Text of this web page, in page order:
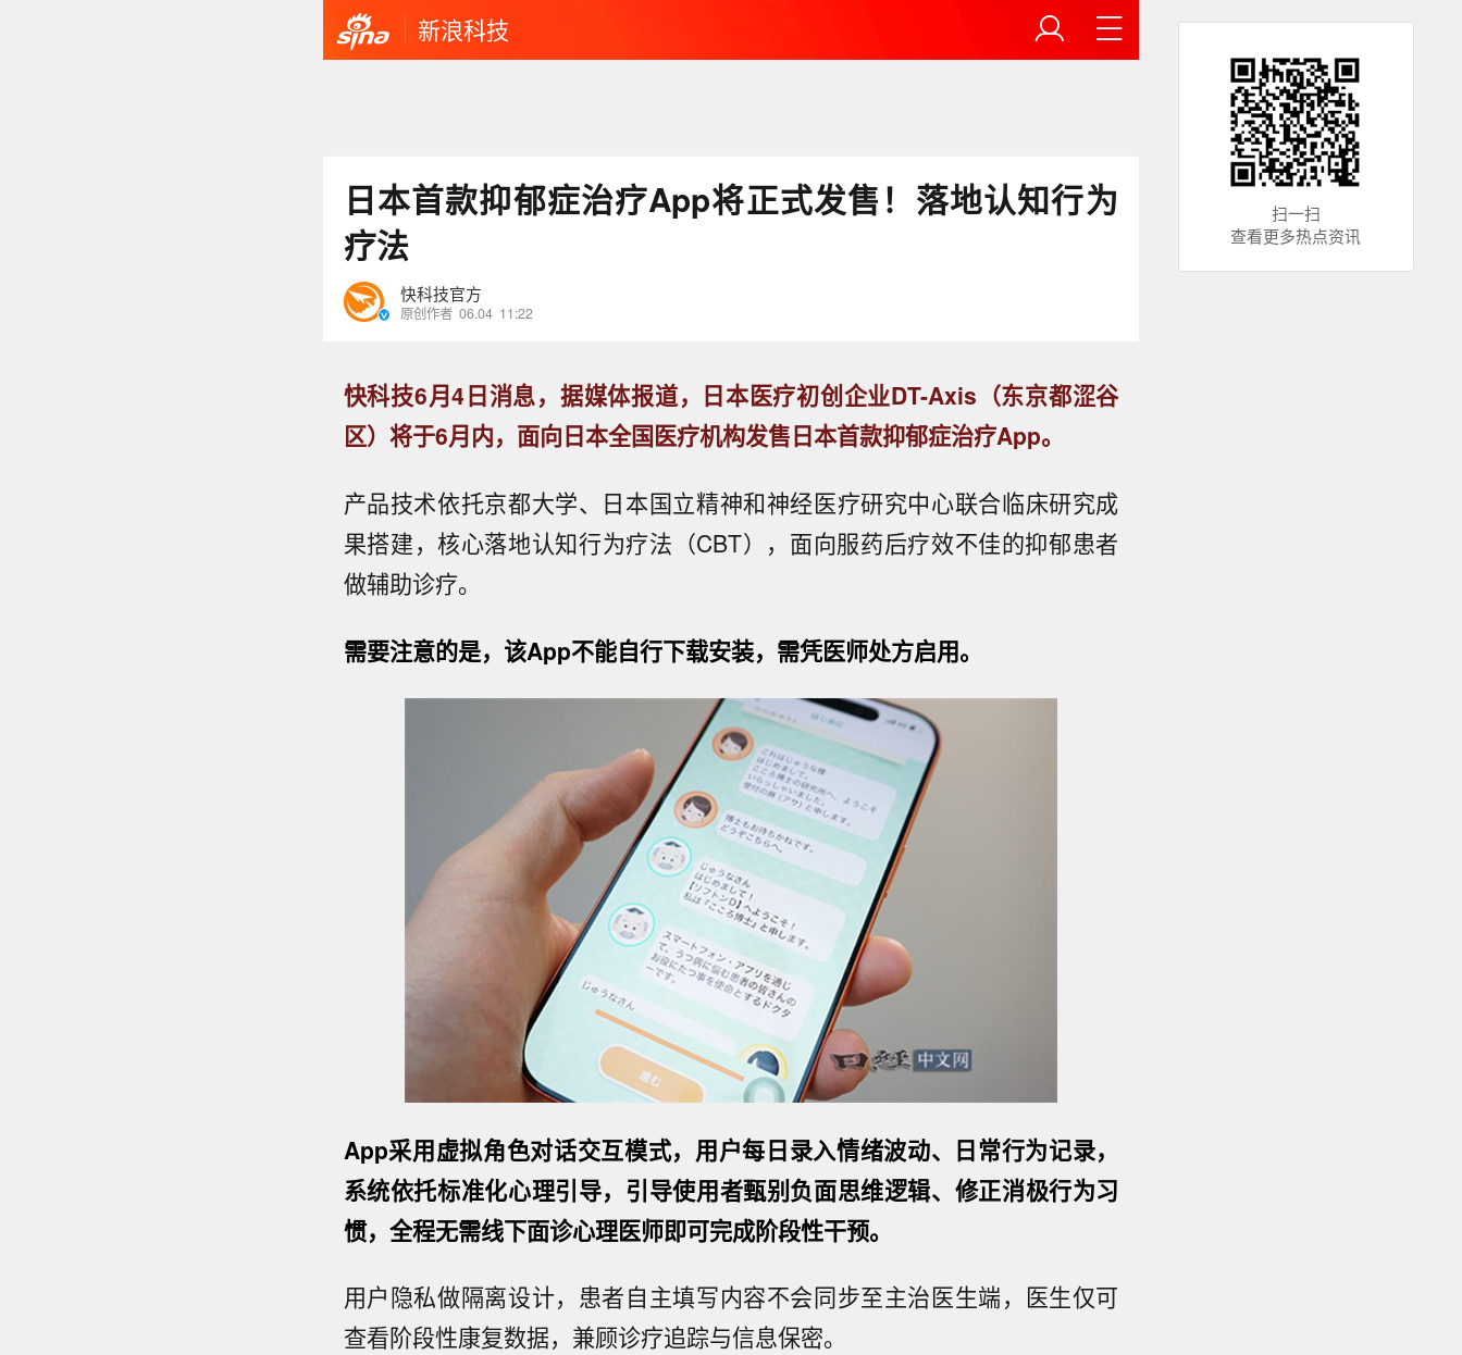
新浪科技
日本首款抑郁症治疗App将正式发售！落地认知行为
疗法
快科技官方
原创作者 06.04 11:22
快科技6月4日消息，据媒体报道，日本医疗初创企业DT-Axis（东京都涩谷
区）将于6月内，面向日本全国医疗机构发售日本首款抑郁症治疗App。
产品技术依托京都大学、日本国立精神和神经医疗研究中心联合临床研究成
果搭建，核心落地认知行为疗法（CBT），面向服药后疗效不佳的抑郁患者
做辅助诊疗。
需要注意的是，该App不能自行下载安装，需凭医师处方启用。
App采用虚拟角色对话交互模式，用户每日录入情绪波动、日常行为记录，
系统依托标准化心理引导，引导使用者甄别负面思维逻辑、修正消极行为习
惯，全程无需线下面诊心理医师即可完成阶段性干预。
用户隐私做隔离设计，患者自主填写内容不会同步至主治医生端，医生仅可
查看阶段性康复数据，兼顾诊疗追踪与信息保密。
扫一扫
查看更多热点资讯